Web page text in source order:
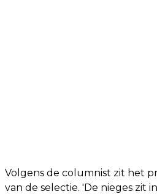
Volgens de columnist zit het
van de selectie. 'De nieges zit